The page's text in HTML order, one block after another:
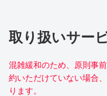
取り扱いサー
混雑緩和のため、原則事
約いただけていない場合
ります。